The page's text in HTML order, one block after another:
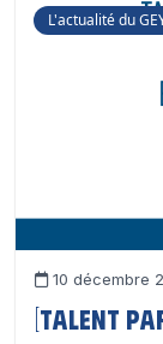
L'actualité du
10 décembre
[Talent